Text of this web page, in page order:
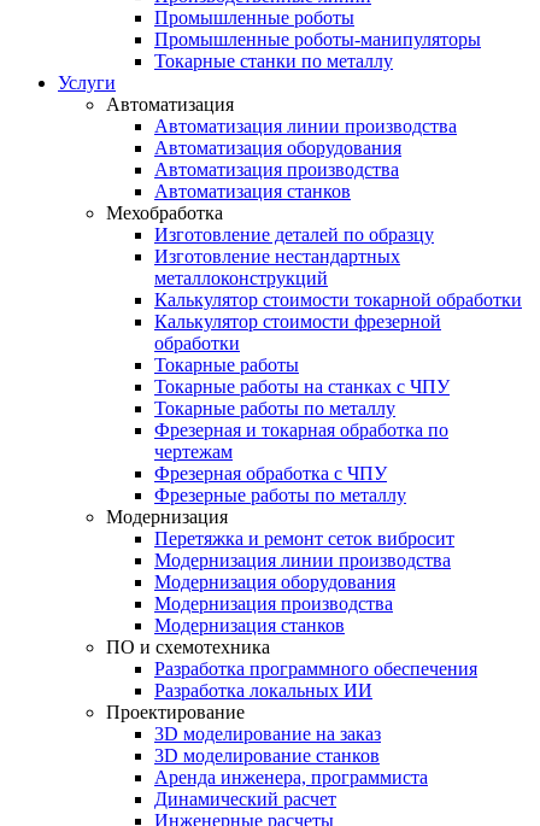
Промышленные роботы
Промышленные роботы-манипуляторы
Токарные станки по металлу
Услуги
Автоматизация
Автоматизация линии производства
Автоматизация оборудования
Автоматизация производства
Автоматизация станков
Мехобработка
Изготовление деталей по образцу
Изготовление нестандартных
металлоконструкций
Калькулятор стоимости токарной обработки
Калькулятор стоимости фрезерной
обработки
Токарные работы
Токарные работы на станках с ЧПУ
Токарные работы по металлу
Фрезерная и токарная обработка по
чертежам
Фрезерная обработка с ЧПУ
Фрезерные работы по металлу
Модернизация
Перетяжка и ремонт сеток вибросит
Модернизация линии производства
Модернизация оборудования
Модернизация производства
Модернизация станков
ПО и схемотехника
Разработка программного обеспечения
Разработка локальных ИИ
Проектирование
3D моделирование на заказ
3D моделирование станков
Аренда инженера, программиста
Динамический расчет
Инженерные расчеты